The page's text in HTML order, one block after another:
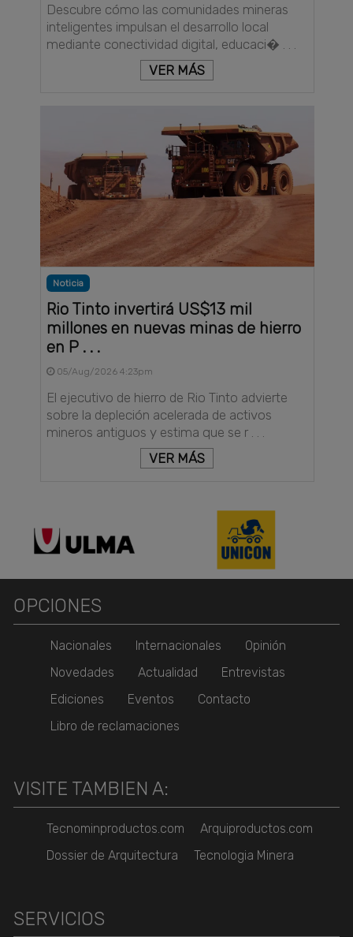
Descubre cómo las comunidades mineras
inteligentes impulsan el desarrollo local
mediante conectividad digital, educaci� . . .
VER MÁS
Noticia
Rio Tinto invertirá US$13 mil
millones en nuevas minas de hierro
en P . . .
05/Aug/2026 4:23pm
El ejecutivo de hierro de Rio Tinto advierte
sobre la depleción acelerada de activos
mineros antiguos y estima que se r . . .
VER MÁS
OPCIONES
Nacionales Internacionales
Opinión
Novedades
Actualidad
Entrevistas
Ediciones
Eventos
Contacto
Libro de reclamaciones
VISITE TAMBIEN A:
Tecnominproductos.com
Arquiproductos.com
Dossier de Arquitectura
Tecnologia Minera
SERVICIOS